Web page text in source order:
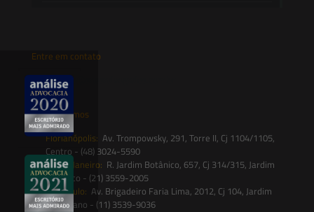
Entre em contato
contato@saesadvogados.com.br
Onde estamos
Florianópolis: Av. Trompowsky, 291, Torre II, Cj 1104/1105,
Centro - (48) 3024-5590
Rio de Janeiro: R. Jardim Botânico, 657, Cj 314/315, Jardim
Botânico - (21) 3559-2005
São Paulo: Av. Brigadeiro Faria Lima, 2012, Cj 104, Jardim
Paulistano - (11) 3539-9036